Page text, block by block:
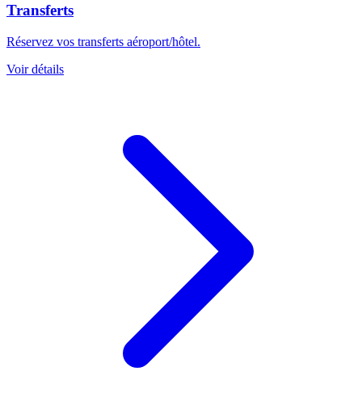
Transferts
Réservez vos transferts aéroport/hôtel.
Voir détails